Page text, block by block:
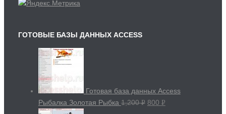
ГОТОВЫЕ БАЗЫ ДАННЫХ ACCESS
Готовая база данных Access
Рыбалка Золотая Рыбка 1,200Р 800 Р